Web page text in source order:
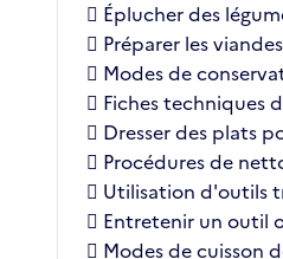
 Éplucher des
 Préparer les
 Modes de
 Fiches techniques
 Dresser des plats
 Procédures de
 Utilisation d'outils
 Entretenir un outil
 Modes de cuisson